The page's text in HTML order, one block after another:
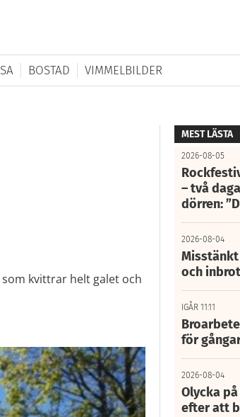
BOSTAD VIMMELBILDER
kvittrar helt galet och
MEST LÄSTA
2026-08-05
– två
dörren:
2026-08-04
och
IGÅR 11:11
för
2026-08-04
Olycka
efter att